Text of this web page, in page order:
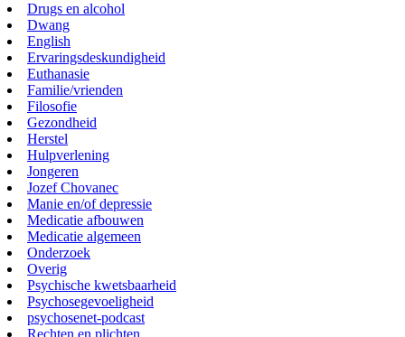
Drugs en alcohol
Dwang
English
Ervaringsdeskundigheid
Euthanasie
Familie/vrienden
Filosofie
Gezondheid
Herstel
Hulpverlening
Jongeren
Jozef Chovanec
Manie en/of depressie
Medicatie afbouwen
Medicatie algemeen
Onderzoek
Overig
Psychische kwetsbaarheid
Psychosegevoeligheid
psychosenet-podcast
Rechten en plichten